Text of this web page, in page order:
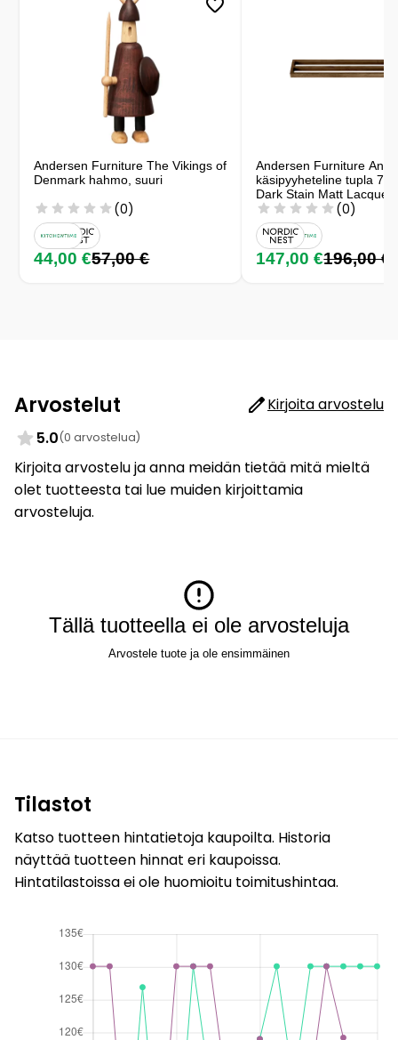
Andersen Furniture The Vikings of
Denmark hahmo, suuri
(0)
44,00 €57,00 €
Andersen Furniture
käsipyyheteline tupla
Dark Stain Matt Lacquer
(0)
147,00 €196,00 €
Arvostelut
Kirjoita arvostelu
5.0(0 arvostelua)
Kirjoita arvostelu ja anna meidän tietää mitä mieltä
olet tuotteesta tai lue muiden kirjoittamia
arvosteluja.
Tällä tuotteella ei ole arvosteluja
Arvostele tuote ja ole ensimmäinen
Tilastot
Katso tuotteen hintatietoja kaupoilta. Historia
näyttää tuotteen hinnat eri kaupoissa.
Hintatilastoissa ei ole huomioitu toimitushintaa.